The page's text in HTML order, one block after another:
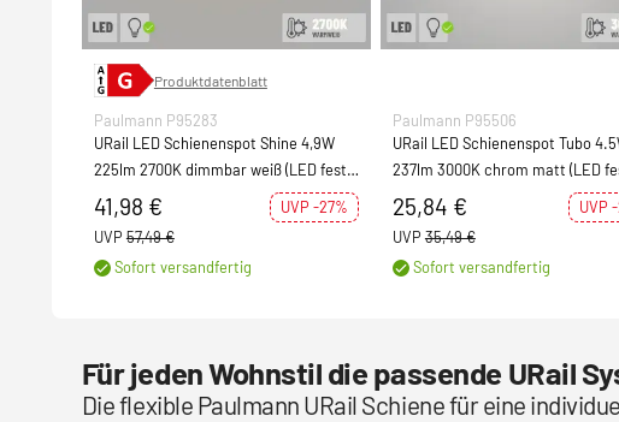
Produktdatenblatt
Paulmann P95283
URail LED Schienenspot Shine 4,9W
225lm 2700K dimmbar weiß (LED fest
verbaut)
41,98 €
UVP -27%
UVP 57,49 €
Sofort versandfertig
Paulmann P95506
URail LED Schienenspot Tubo
237lm 3000K chrom matt (LED
verbaut)
25,84 €
UVP
UVP 35,49 €
Sofort versandfertig
Für jeden Wohnstil die passende URail
Die flexible Paulmann URail Schiene für eine